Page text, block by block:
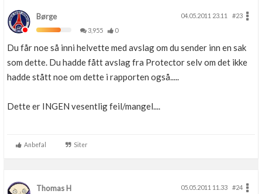
Børge 04.05.2011 23.11
#23
3,955
0
Du får noe så inni helvette med avslag om du sender inn en sak
som dette. Du hadde fått avslag fra Protector selv om det ikke
hadde stått noe om dette i rapporten også.....
Dette er INGEN vesentlig feil/mangel....
Anbefal Siter
Thomas H 05.05.2011 11.33
#24